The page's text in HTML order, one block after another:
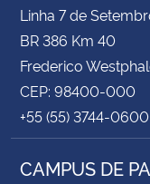
Linha 7 de
BR 386 Km 40
Frederico
CEP: 98400-000
+55 (55) 3744-0600
CAMPUS DE